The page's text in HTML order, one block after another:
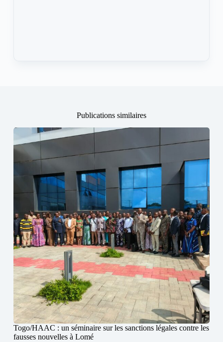
Publications similaires
Togo/HAAC : un séminaire sur les sanctions légales contre les
fausses nouvelles à Lomé